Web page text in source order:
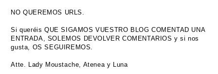
NO QUEREMOS URLS.
Si queréis QUE SIGAMOS VUESTRO BLOG COMENTAD UNA
ENTRADA, SOLEMOS DEVOLVER COMENTARIOS y si nos
gusta, OS SEGUIREMOS.
Atte. Lady Moustache, Atenea y Luna